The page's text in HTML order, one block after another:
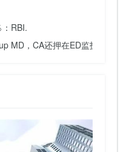
RBI.
MD，CA还押在ED监护权